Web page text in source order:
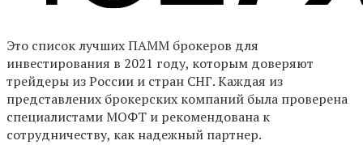
Это список лучших ПАММ брокеров для
инвестирования в 2021 году, которым доверяют
трейдеры из России и стран СНГ. Каждая из
представлених брокерских компаний была проверена
специалистами МОФТ и рекомендована к
сотрудничеству, как надежный партнер.